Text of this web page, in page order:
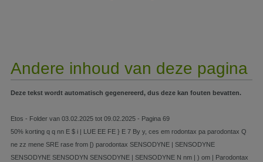
Andere inhoud van deze pagina
Deze tekst wordt automatisch gegenereerd, dus deze kan fouten bevatten.
Etos - Folder van 03.02.2025 tot 09.02.2025 - Pagina 69
50% korting q q nn E $ i | LUE EE FE } E 7 By y, ces em rodontax pa parodontax Q
ne zz mene SRE rase from [) parodontax SENSODYNE | SENSODYNE
SENSODYNE SENSODYN SENSODYNE | SENSODYNE N nm | ) om | Parodontax